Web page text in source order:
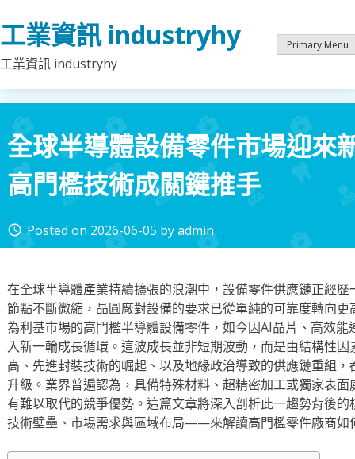
to
content
工業資訊 industryhy
工業資訊 industryhy
Primary Menu
全球半導體設備零件市場迎來
高門檻技術成關鍵推手
access_time Posted on 2026-06-05 byadmin
在全球半導體產業持續擴張的浪潮中，設備零件供應鏈正經
節點不斷微縮，晶圓廠對設備的要求已從單純的可靠度轉向
為利基市場的高門檻半導體設備零件，如今因AI晶片、高效
入新一輪成長循環。這波成長並非短期波動，而是由結構性
高、先進封裝技術的崛起、以及地緣政治導致的供應鏈重組
升級。業界普遍認為，具備特殊材料、超精密加工或獨家表
有難以取代的競爭優勢。這篇文章將深入剖析此一趨勢背後
技術壁壘、市場需求與區域布局——來解讀高門檻零件廠商如